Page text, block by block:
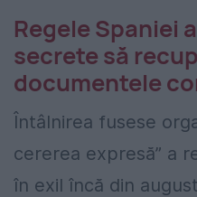
Regele Spaniei
secrete să
documentele
Întâlnirea fusese
cererea expresă” a
în exil încă din